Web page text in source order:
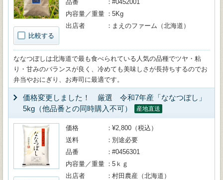
比較する
品番
#0452001
内容量／重量
5Kg
出店者
まえのファーム（北海道）
ななつぼしは北海道で最も食べられている人気の品種でツヤ・粘
り・甘みのバランスが良く、冷めても美味しさが長持ちするのでお
弁当やおにぎり、お寿司に最適です。
価格変更しました！ 厳選 令和7年産「ななつぼし」
5kg（他品番との同時購入不可）
産地直送
価格
¥2,800（税込）
送料
別途必要
品番
#0456301
内容量／重量
5ｋｇ
出店者
村田農産（北海道）